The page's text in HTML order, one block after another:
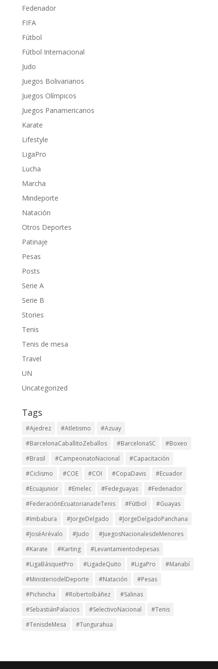
Fedenador
FIFA
Fútbol
Fútbol Internacional
Judo
Juegos Bolivarianos
Juegos Olímpicos
Juegos Panamericanos
Karate
Lifestyle
LigaPro
Lucha
Marcha
Mindeporte
Natación
Otros Deportes
Patinaje
Pesas
Posts
Serie A
Serie B
Stories
Tenis
Tenis de mesa
Travel
UN
Uncategorized
Tags
#Ajedrez #Atletismo
#Azuay
#BarcelonaCaballitoZeballos
#BarcelonaSC
#Boxeo
#Brasil
#CampeonatoNacional
#Capacitación
#Ciclismo
#COE #COI #CopaDavis
#Ecuador
#Ecuajunior
#Emelec #Fedeguayas
#Fedenador
#FederaciónEcuatorianadeTenis
#Fútbol
#Guayas
#Imbabura
#JorgeDelgado
#JorgeDelgadoPanchana
#JoséArévalo
#Judo
#JuegosNacionalesdeMenores
#Karate
#Karting
#Levantamientodepesas
#LigaBásquetPro
#LigadeQuito #LigaPro
#Manabí
#MinisteriodelDeporte
#Natación
#Pesas
#Pichincha
#RobertoIbáñez
#Salinas
#SebastiánPalacios
#SelectivoNacional
#Tenis
#TenisdeMesa
#Tungurahua